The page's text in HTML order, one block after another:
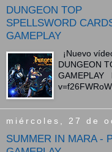
DUNGEON TOP
SPELLSWORD
GAMEPLAY
¡Nuevo
DUNGEON
GAMEPLAY
miércoles, 27 de
SUMMER IN MARA -